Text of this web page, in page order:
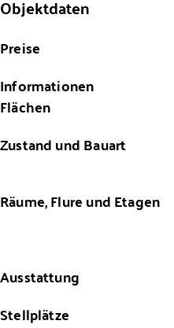
Objektdaten
Preise
Informationen
Flächen
Zustand und Bauart
Räume, Flure und Etagen
Ausstattung
Stellplätze